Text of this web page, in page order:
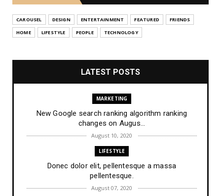
CAROUSEL DESIGN ENTERTAINMENT FEATURED
FRIENDS
HOME
LIFESTYLE PEOPLE TECHNOLOGY
LATEST POSTS
MARKETING
New Google search ranking algorithm ranking
changes on Augus...
August 10, 2020
LIFESTYLE
Donec dolor elit, pellentesque a massa
pellentesque.
August 07, 2020